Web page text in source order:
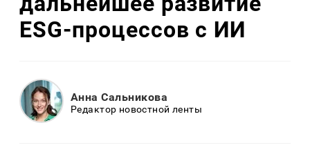
ESG-процессов с ИИ
Анна Сальникова
Редактор новостной ленты